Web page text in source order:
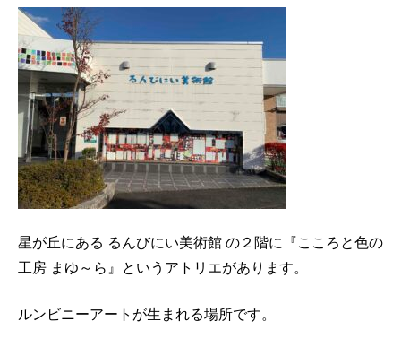
星が丘にある るんびにい美術館 の２階に『こころと色の
工房 まゆ～ら』というアトリエがあります。
ルンビニーアートが生まれる場所です。